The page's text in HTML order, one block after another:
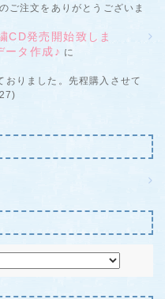
ご注文をありがとうございま
発売開始致しま
タ作成♪ に
おりました。先程購入させて